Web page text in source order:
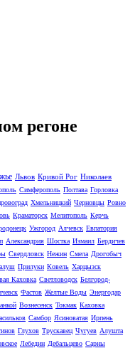
регоне
Львов Кривой Рог Николаев
Симферополь Полтава Горловка
Хмельницкий Черновцы Ровно
Краматорск Мелитополь Керчь
Ужгород Алчевск Евпатория
Александрия Шостка Измаил Бердичев
Свердловск Нежин Смела Дрогобыч
Прилуки Ковель Харцызск
Каховка Светловодск Белгород-
Фастов Желтые Воды Энергодар
Вознесенск Токмак Каховка
Самбор Ясиноватая Ирпень
Глухов Трускавец Чугуев Алушта
Лебедин Дебальцево Сарны